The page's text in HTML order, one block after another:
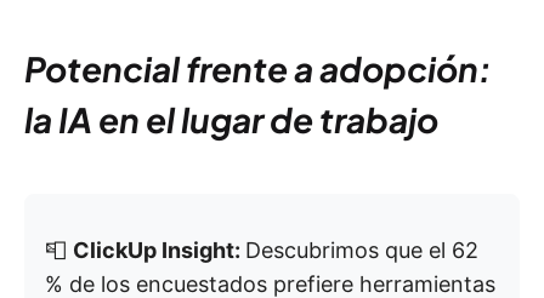
Potencial frente a adopción:
la IA en el lugar de trabajo
📮 ClickUp Insight: Descubrimos que el 62
% de los encuestados prefiere herramientas